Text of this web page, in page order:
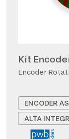
Kit
Encoder
ENCODER
ALTA